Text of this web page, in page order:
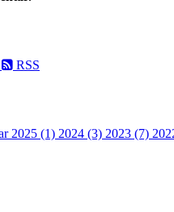
RSS
2025 (1) 2024 (3) 2023 (7)